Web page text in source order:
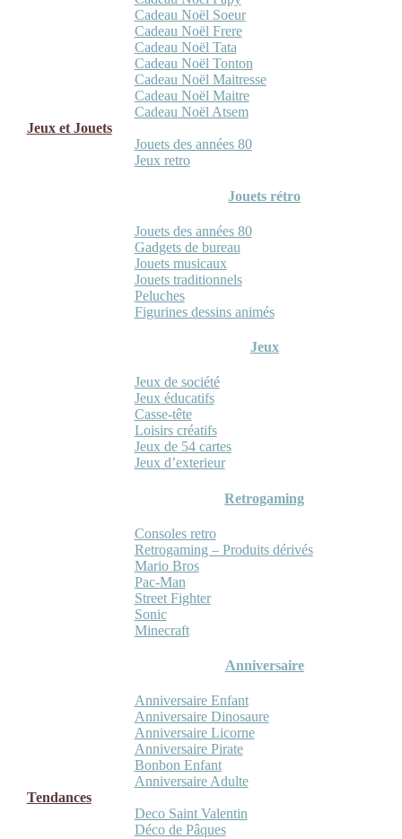
Cadeau Noël Soeur
Cadeau Noël Frere
Cadeau Noël Tata
Cadeau Noël Tonton
Cadeau Noël Maitresse
Cadeau Noël Maitre
Cadeau Noël Atsem
Jeux et Jouets
Jouets des années 80
Jeux retro
Jouets rétro
Jouets des années 80
Gadgets de bureau
Jouets musicaux
Jouets traditionnels
Peluches
Figurines dessins animés
Jeux
Jeux de société
Jeux éducatifs
Casse-tête
Loisirs créatifs
Jeux de 54 cartes
Jeux d’exterieur
Retrogaming
Consoles retro
Retrogaming – Produits dérivés
Mario Bros
Pac-Man
Street Fighter
Sonic
Minecraft
Anniversaire
Anniversaire Enfant
Anniversaire Dinosaure
Anniversaire Licorne
Anniversaire Pirate
Bonbon Enfant
Anniversaire Adulte
Tendances
Deco Saint Valentin
Déco de Pâques